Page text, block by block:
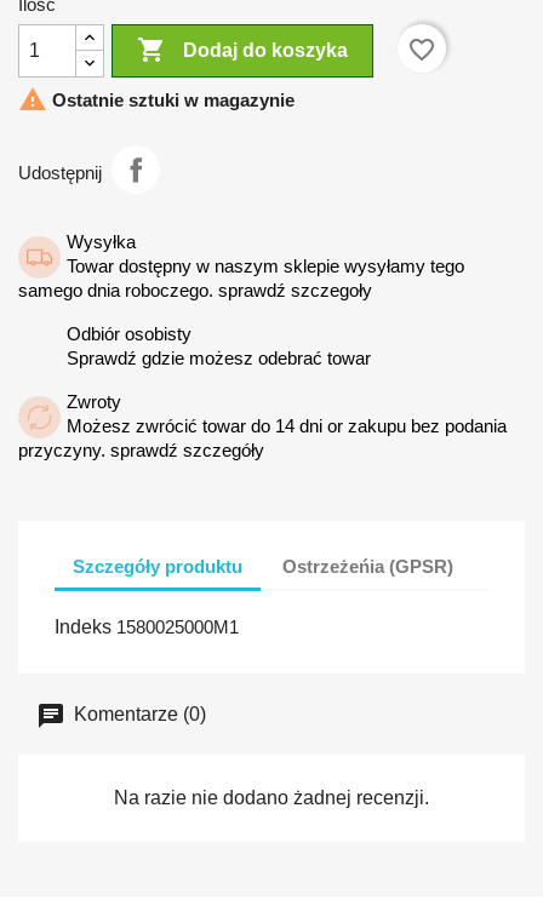
Ilość
 Dodaj do koszyka
favorite_border
 Ostatnie sztuki w magazynie
Udostępnij
Wysyłka
Towar dostępny w naszym sklepie wysyłamy tego
samego dnia roboczego. sprawdź szczegoły
Odbiór osobisty
Sprawdź gdzie możesz odebrać towar
Zwroty
Możesz zwrócić towar do 14 dni or zakupu bez podania
przyczyny. sprawdź szczegóły
Szczegóły produktu Ostrzeżeńia (GPSR)
Indeks 1580025000M1
Komentarze (0)
Na razie nie dodano żadnej recenzji.